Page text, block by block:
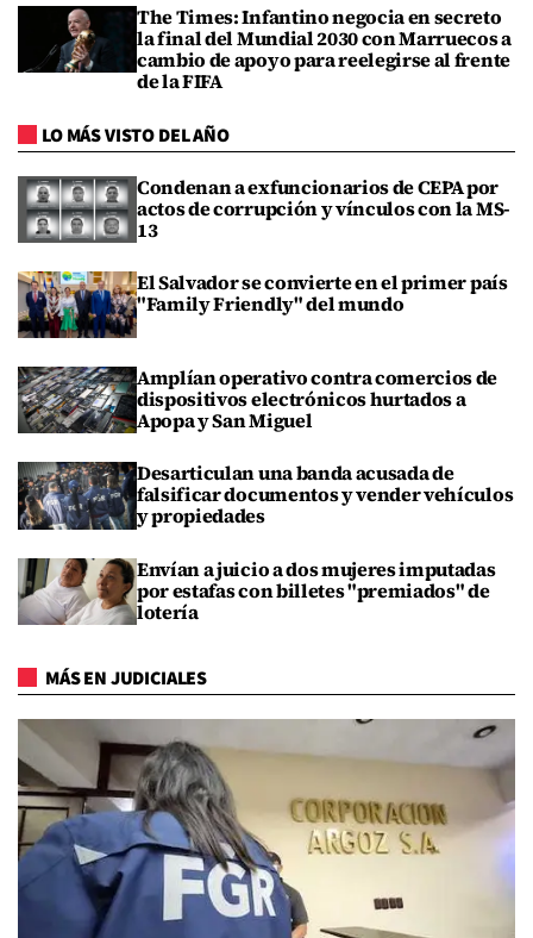
The Times: Infantino negocia en secreto
la final del Mundial 2030 con Marruecos a
cambio de apoyo para reelegirse al frente
de la FIFA
LO MÁS VISTO DEL AÑO
Condenan a exfuncionarios de CEPA por
actos de corrupción y vínculos con la MS-
13
El Salvador se convierte en el primer país
"Family Friendly" del mundo
Amplían operativo contra comercios de
dispositivos electrónicos hurtados a
Apopa y San Miguel
Desarticulan una banda acusada de
falsificar documentos y vender vehículos
y propiedades
Envían a juicio a dos mujeres imputadas
por estafas con billetes "premiados" de
lotería
MÁS EN JUDICIALES